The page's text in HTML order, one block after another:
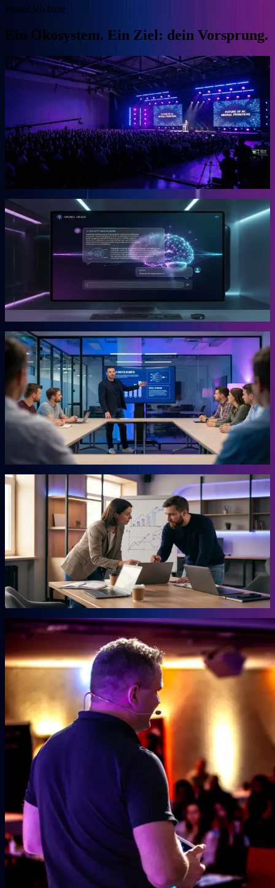
Woran ich baue
Ein Ökosystem. Ein Ziel: dein Vorsprung.
Veranstalter
OGcon
Europas führender KI-Kongress für Unternehmer.
Die OGcon bringt die besten Köpfe zu KI und Marketing auf eine
Bühne. 15.000 Anmeldungen 2024, Gary Vaynerchuk als Gast in
den Jahren 2023 und 2024. Live kostenlos, Aufzeichnungen als
VIP-Ticket.
Gründer
Snipbird
Die KI-Plattform für Unternehmer.
Snipbird ist das Tool, das Benno für Unternehmer gebaut hat. Kein
Hype. Kein Basteln. Bewährte Marketing-Systeme mit KI-
Unterstützung, direkt einsetzbar.
Gründer
KI-Marketing-Studio
Marketing für den Mittelstand, ohne Agentur.
Für Unternehmer, die keine Zeit für Marketing haben und trotzdem
Ergebnisse wollen. Das Studio übernimmt die Arbeit, für die du
sonst eine externe Agentur beauftragen müsstest. Ohne
Agenturpreise, ohne endlose Abstimmungsschleifen.
Mehr erfahren →
Autor
AHEAD Buchserie
Das Playbook für deinen Vorsprung.
Marketing, KI, Lead-Generierung, Empfehlungen. Jedes Buch
beantwortet eine Frage: Wie baust du einen Teil deiner Growth
Engine? Co-geschrieben mit der Erfahrung aus 20 Jahren eigenem
Mehr erfahren →